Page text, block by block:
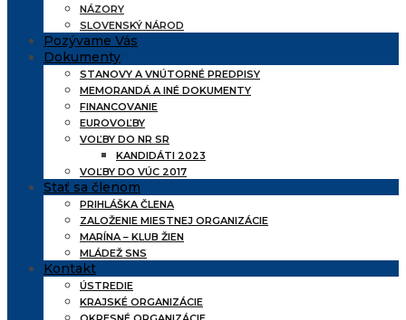
NÁZORY
SLOVENSKÝ NÁROD
Pozývame Vás
Dokumenty
STANOVY A VNÚTORNÉ PREDPISY
MEMORANDÁ A INÉ DOKUMENTY
FINANCOVANIE
EUROVOĽBY
VOĽBY DO NR SR
KANDIDÁTI 2023
VOĽBY DO VÚC 2017
Stať sa členom
PRIHLÁŠKA ČLENA
ZALOŽENIE MIESTNEJ ORGANIZÁCIE
MARÍNA – KLUB ŽIEN
MLÁDEŽ SNS
Kontakt
ÚSTREDIE
KRAJSKÉ ORGANIZÁCIE